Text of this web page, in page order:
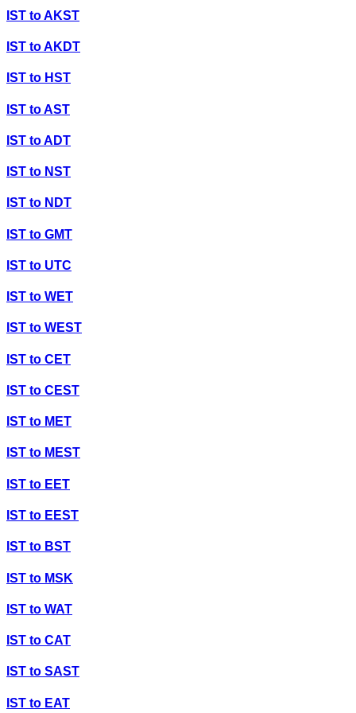
IST toAKST
IST toAKDT
IST to HST
IST toAST
IST toADT
IST to NST
IST to NDT
IST to GMT
IST to UTC
IST to WET
IST to WEST
IST to CET
IST to CEST
IST to MET
IST to MEST
IST to EET
IST to EEST
IST to BST
IST to MSK
IST to WAT
IST to CAT
IST to SAST
IST to EAT